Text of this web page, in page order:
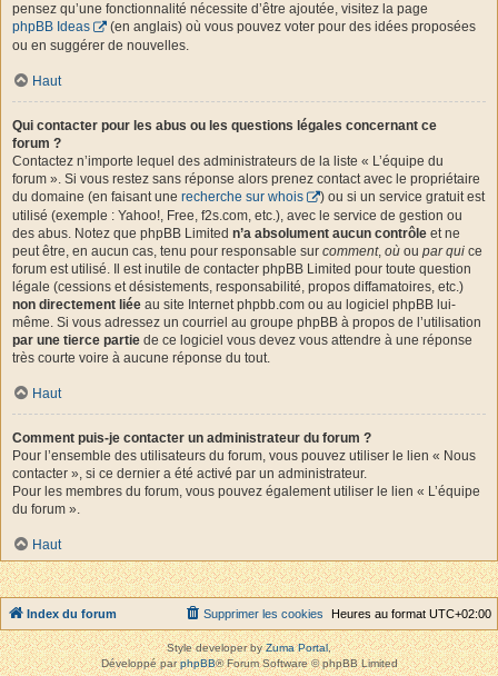
pensez qu’une fonctionnalité nécessite d’être ajoutée, visitez la page
phpBB Ideas
(en anglais) où vous pouvez voter pour des idées proposées
ou en suggérer de nouvelles.
Haut
Qui contacter pour les abus ou les questions légales concernant ce
forum ?
Contactez n’importe lequel des administrateurs de la liste « L’équipe du
forum ». Si vous restez sans réponse alors prenez contact avec le propriétaire
du domaine (en faisant une recherche sur whois
) ou si un service gratuit est
utilisé (exemple : Yahoo!, Free, f2s.com, etc.), avec le service de gestion ou
des abus. Notez que phpBB Limited n’a absolument aucun contrôle et ne
peut être, en aucun cas, tenu pour responsable sur comment, où ou par qui ce
forum est utilisé. Il est inutile de contacter phpBB Limited pour toute question
légale (cessions et désistements, responsabilité, propos diffamatoires, etc.)
non directement liée au site Internet phpbb.com ou au logiciel phpBB lui-
même. Si vous adressez un courriel au groupe phpBB à propos de l’utilisation
par une tierce partie de ce logiciel vous devez vous attendre à une réponse
très courte voire à aucune réponse du tout.
Haut
Comment puis-je contacter un administrateur du forum ?
Pour l’ensemble des utilisateurs du forum, vous pouvez utiliser le lien « Nous
contacter », si ce dernier a été activé par un administrateur.
Pour les membres du forum, vous pouvez également utiliser le lien « L’équipe
du forum ».
Haut
Index du forum Heures au format UTC+02:00
Supprimer les cookies
Style developer byZuma Portal,
Développé parphpBB® Forum Software © phpBB Limited